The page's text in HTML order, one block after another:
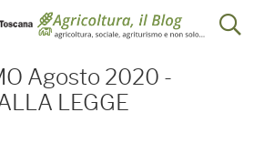
Agosto
Agosto 2020 -
LEGGE